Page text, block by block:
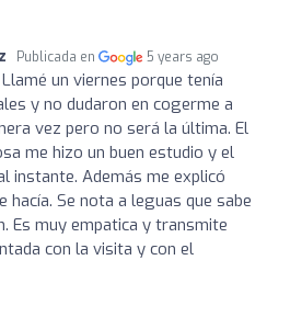
Publicada en 5 years ago
Llamé un viernes porque tenía
y no dudaron en cogerme a
vez pero no será la última. El
me hizo un buen estudio y el
instante. Además me explicó
hacía. Se nota a leguas que sabe
Es muy empatica y transmite
con la visita y con el